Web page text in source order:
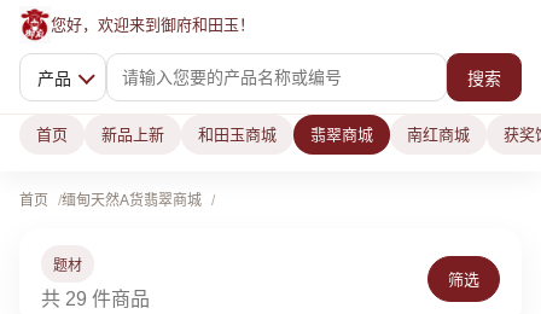
您好，欢迎来到御府和田玉！
产品 搜索
首页 新品上新 和田玉商城 翡翠商城 南红商城 获奖
首页 缅甸天然A货翡翠商城
题材
共 29 件商品
筛选